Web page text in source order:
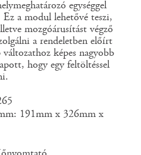
egységgel
a modul lehetővé teszi,
mozgóárusítást végző
a rendeletben előírt
képes nagyobb
hogy egy feltöltéssel
191mm x 326mm x